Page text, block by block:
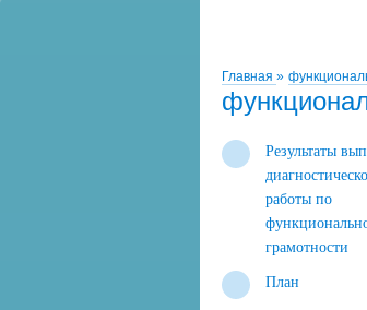
Главная »
Результаты
работы по
грамотности
План